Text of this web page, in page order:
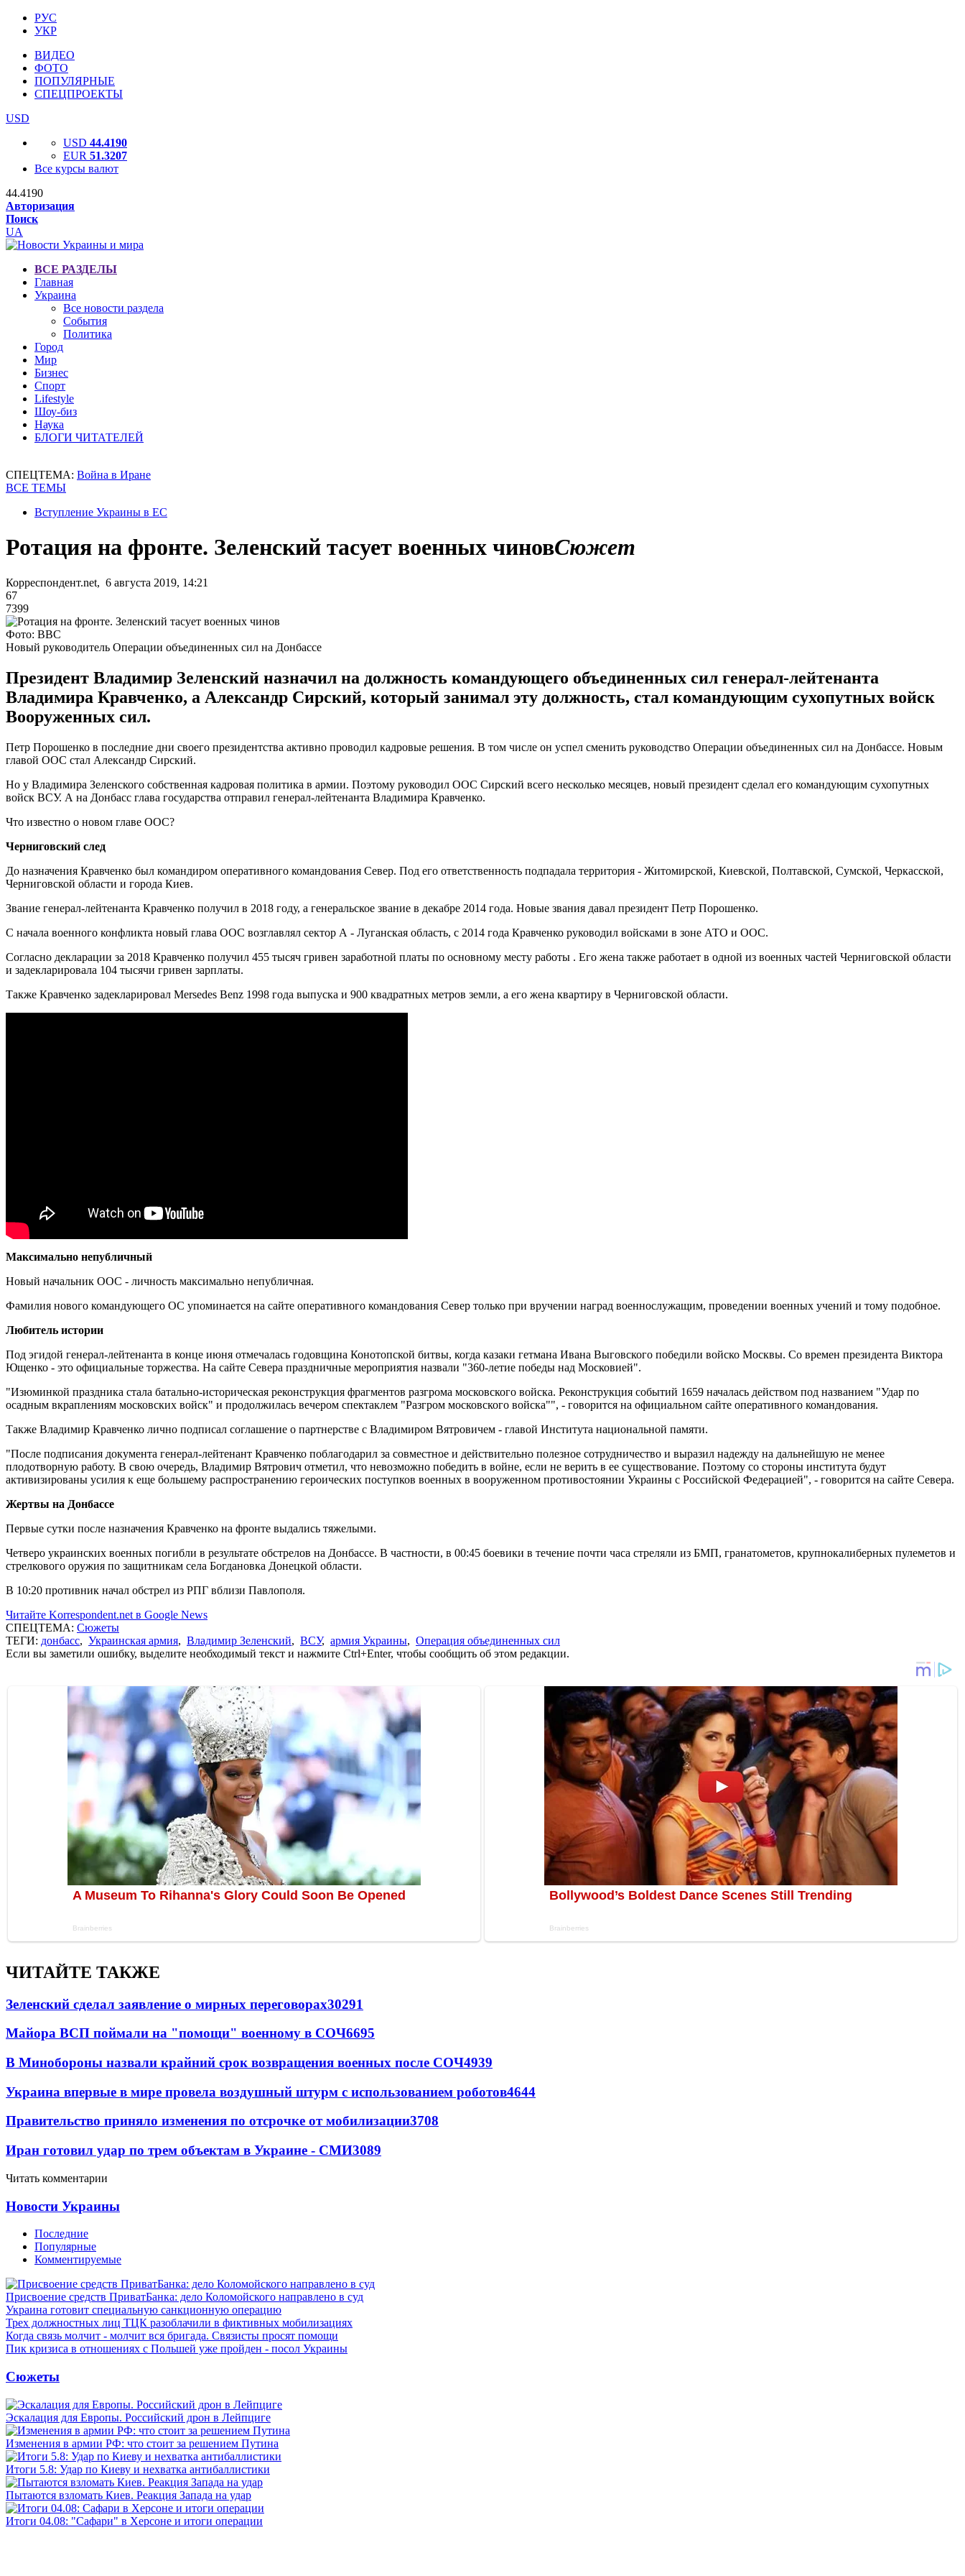
РУС
УКР
ВИДЕО
ФОТО
ПОПУЛЯРНЫЕ
СПЕЦПРОЕКТЫ
USD
USD 44.4190
EUR 51.3207
Все курсы валют
44.4190
Авторизация
Поиск
UA
ВСЕ РАЗДЕЛЫ
Главная
Украина
Все новости раздела
События
Политика
Город
Мир
Бизнес
Спорт
Lifestyle
Шоу-биз
Наука
БЛОГИ ЧИТАТЕЛЕЙ
СПЕЦТЕМА: Война в Иране
ВСЕ ТЕМЫ
Вступление Украины в ЕС
Ротация на фронте. Зеленский тасует военных чиновСюжет
Корреспондент.net, 6 августа 2019, 14:21
67
7399
Фото: BBC
Новый руководитель Операции объединенных сил на Донбассе
Президент Владимир Зеленский назначил на должность командующего объединенных сил генерал-лейтенанта
Владимира Кравченко, а Александр Сирский, который занимал эту должность, стал командующим сухопутных войск
Вооруженных сил.
Петр Порошенко в последние дни своего президентства активно проводил кадровые решения. В том числе он успел сменить руководство Операции объединенных сил на Донбассе. Новым
главой ООС стал Александр Сирский.
Но у Владимира Зеленского собственная кадровая политика в армии. Поэтому руководил ООС Сирский всего несколько месяцев, новый президент сделал его командующим сухопутных
войск ВСУ. А на Донбасс глава государства отправил генерал-лейтенанта Владимира Кравченко.
Что известно о новом главе ООС?
Черниговский след
До назначения Кравченко был командиром оперативного командования Север. Под его ответственность подпадала территория - Житомирской, Киевской, Полтавской, Сумской, Черкасской,
Черниговской области и города Киев.
Звание генерал-лейтенанта Кравченко получил в 2018 году, а генеральское звание в декабре 2014 года. Новые звания давал президент Петр Порошенко.
С начала военного конфликта новый глава ООС возглавлял сектор А - Луганская область, с 2014 года Кравченко руководил войсками в зоне АТО и ООС.
Согласно декларации за 2018 Кравченко получил 455 тысяч гривен заработной платы по основному месту работы . Его жена также работает в одной из военных частей Черниговской области
и задекларировала 104 тысячи гривен зарплаты.
Также Кравченко задекларировал Mersedes Benz 1998 года выпуска и 900 квадратных метров земли, а его жена квартиру в Черниговской области.
Максимально непубличный
Новый начальник ООС - личность максимально непубличная.
Фамилия нового командующего ОС упоминается на сайте оперативного командования Север только при вручении наград военнослужащим, проведении военных учений и тому подобное.
Любитель истории
Под эгидой генерал-лейтенанта в конце июня отмечалась годовщина Конотопской битвы, когда казаки гетмана Ивана Выговского победили войско Москвы. Со времен президента Виктора
Ющенко - это официальные торжества. На сайте Севера праздничные мероприятия назвали "360-летие победы над Московией".
"Изюминкой праздника стала батально-историческая реконструкция фрагментов разгрома московского войска. Реконструкция событий 1659 началась действом под названием "Удар по
осадным вкраплениям московских войск" и продолжилась вечером спектаклем "Разгром московского войска"", - говорится на официальном сайте оперативного командования.
Также Владимир Кравченко лично подписал соглашение о партнерстве с Владимиром Вятровичем - главой Института национальной памяти.
"После подписания документа генерал-лейтенант Кравченко поблагодарил за совместное и действительно полезное сотрудничество и выразил надежду на дальнейшую не менее
плодотворную работу. В свою очередь, Владимир Вятрович отметил, что невозможно победить в войне, если не верить в ее существование. Поэтому со стороны института будут
активизированы усилия к еще большему распространению героических поступков военных в вооруженном противостоянии Украины с Российской Федерацией", - говорится на сайте Севера.
Жертвы на Донбассе
Первые сутки после назначения Кравченко на фронте выдались тяжелыми.
Четверо украинских военных погибли в результате обстрелов на Донбассе. В частности, в 00:45 боевики в течение почти часа стреляли из БМП, гранатометов, крупнокалиберных пулеметов и
стрелкового оружия по защитникам села Богдановка Донецкой области.
В 10:20 противник начал обстрел из РПГ вблизи Павлополя.
Читайте Korrespondent.net в Google News
СПЕЦТЕМА: Сюжеты
ТЕГИ: донбасс, Украинская армия, Владимир Зеленский, ВСУ, армия Украины, Операция объединенных сил
Если вы заметили ошибку, выделите необходимый текст и нажмите Ctrl+Enter, чтобы сообщить об этом редакции.
ЧИТАЙТЕ ТАКЖЕ
Зеленский сделал заявление о мирных переговорах30291
Майора ВСП поймали на "помощи" военному в СОЧ6695
В Минобороны назвали крайний срок возвращения военных после СОЧ4939
Украина впервые в мире провела воздушный штурм с использованием роботов4644
Правительство приняло изменения по отсрочке от мобилизации3708
Иран готовил удар по трем объектам в Украине - СМИ3089
Читать комментарии
Новости Украины
Последние
Популярные
Комментируемые
Присвоение средств ПриватБанка: дело Коломойского направлено в суд
Украина готовит специальную санкционную операцию
Трех должностных лиц ТЦК разоблачили в фиктивных мобилизациях
Когда связь молчит - молчит вся бригада. Связисты просят помощи
Пик кризиса в отношениях с Польшей уже пройден - посол Украины
Сюжеты
Эскалация для Европы. Российский дрон в Лейпциге
Изменения в армии РФ: что стоит за решением Путина
Итоги 5.8: Удар по Киеву и нехватка антибаллистики
Пытаются взломать Киев. Реакция Запада на удар
Итоги 04.08: "Сафари" в Херсоне и итоги операции